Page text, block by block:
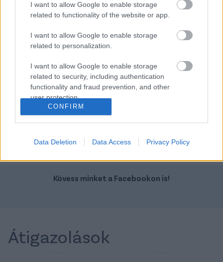
I want to allow Google to enable storage
related to functionality of the website or app.
I want to allow Google to enable storage
related to personalization.
I want to allow Google to enable storage
related to security, including authentication
functionality and fraud prevention, and other
user protection.
CONFIRM
Data Deletion Data Access Privacy Policy
Szín:
11 000 000 Ft + Áfa
Szín: Sötétszürke (metál)
Kövess minket a Facebookon is!
Átigazolások